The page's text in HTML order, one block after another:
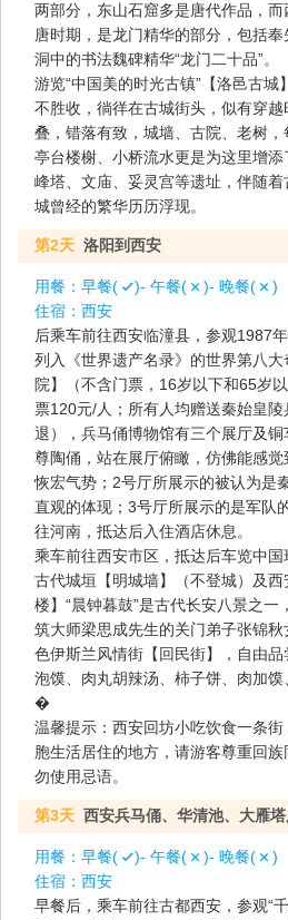
两部分，东山石窟多是唐代作品，
唐时期，是龙门精华的部分，包括
洞中的书法魏碑精华“龙门二十品”。
游览“中国美的时光古镇”【洛邑古
不胜收，徜徉在古城街头，似有穿
叠，错落有致，城墙、古院、老树，
亭台楼榭、小桥流水更是为这里增
峰塔、文庙、妥灵宫等遗址，伴随
城曾经的繁华历历浮现。
第2天 洛阳到西安
用餐： 早餐( )- 午餐( )- 晚餐(
)
住宿： 西安
后乘车前往西安临潼县，参观1987
列入《世界遗产名录》的世界第八
院】（不含门票，16岁以下和65岁
票120元/人；所有人均赠送秦始皇
退），兵马俑博物馆有三个展厅及
尊陶俑，站在展厅俯瞰，仿佛能感
恢宏气势；2号厅所展示的被认为是
直观的体现；3号厅所展示的是军队
往河南，抵达后入住酒店休息。
乘车前往西安市区，抵达后车览中
古代城垣【明城墙】（不登城）及
楼】“晨钟暮鼓”是古代长安八景之
筑大师梁思成先生的关门弟子张锦
色伊斯兰风情街【回民街】，自由
泡馍、肉丸胡辣汤、柿子饼、肉加
�
温馨提示：西安回坊小吃饮食一条
胞生活居住的地方，请游客尊重回
勿使用忌语。
第3天 西安兵马俑、华清池、大雁
用餐： 早餐( )- 午餐( )- 晚餐(
)
住宿： 西安
早餐后，乘车前往古都西安，参观“